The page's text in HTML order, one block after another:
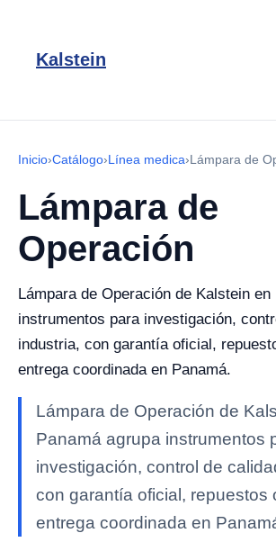
Kalstein
Inicio›Catálogo›Línea medica›Lámpara de
Lámpara de
Operación
Lámpara de Operación de Kalstein en
instrumentos para investigación,
industria, con garantía oficial,
entrega coordinada en Panamá.
Lámpara de Operación de
Panamá agrupa instrumentos
investigación, control de
con garantía oficial, repuestos
entrega coordinada en